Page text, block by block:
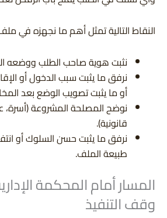
النقاط التالية تمثل أهم ما نجهزه في
نثبت هوية صاحب الطلب ووضعه
نرفق ما يثبت سبب الدخول أو
أو ما يثبت تصويب الوضع بعد
نوضح المصلحة المشروعة (أسرة،
قانونية).
نرفق ما يثبت حسن السلوك أو
طبيعة الملف.
المسار أمام المحكمة
وقف التنفيذ